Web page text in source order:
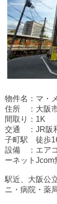
物件名：マ・
住所 ：大阪
間取り：1K
交通 ：JR阪
子町駅 徒歩
設備 ：エアコ
ーネットJcom
駅近、大阪公
ニ・病院・薬